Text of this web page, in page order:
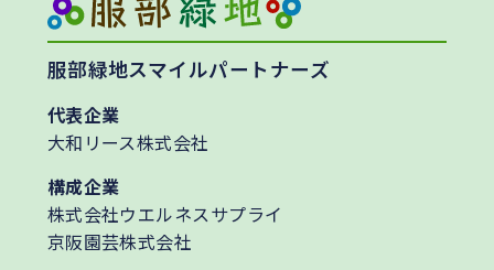
服部緑地スマイルパートナーズ
代表企業
大和リース株式会社
構成企業
株式会社ウエルネスサプライ
京阪園芸株式会社